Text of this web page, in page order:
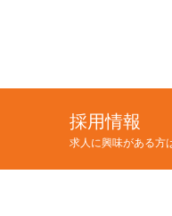
採用情報
求人に興味がある方